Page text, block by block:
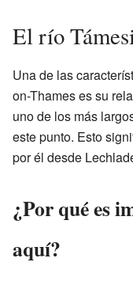
El río
Una de las
on-Thames es su
uno de los más
este punto. Esto
por él desde
¿Por qué es
aquí?